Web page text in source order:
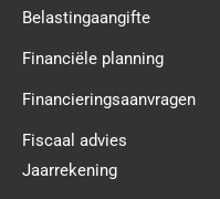
Belastingaangifte
Financiële planning
Financieringsaanvragen
Fiscaal advies
Jaarrekening